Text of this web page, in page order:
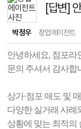
[답변]
박정우 창업에이전트
안녕하세요, 점포라
문의 주셔서 감사합
상가·점포 매도 및
다양한 실거래 사례
상황에 맞는 최적의